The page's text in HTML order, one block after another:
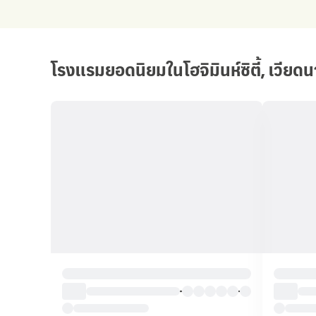
โรงแรมยอดนิยมในโฮจิมินห์ซิตี้, เวียด